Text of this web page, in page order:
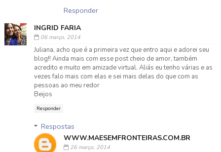
Responder
INGRID FARIA
06 março, 2014
Juliana, acho que é a primeira vez que entro aqui e adorei seu
blog!! Ainda mais com esse post cheio de amor, também
acredito e muito em amizade virtual. Aliás eu tenho várias e as
vezes falo mais com elas e sei mais delas do que com as
pessoas ao meu redor
Beijos
Responder
Respostas
WWW.MAESEMFRONTEIRAS.COM.BR
26 março, 2014